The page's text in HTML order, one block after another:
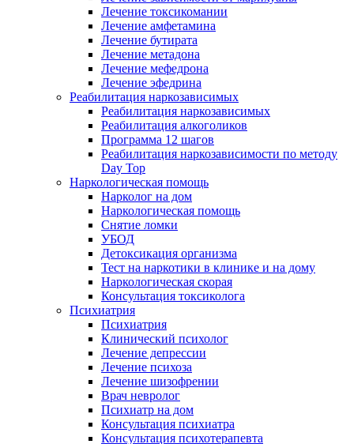
Лечение токсикомании
Лечение амфетамина
Лечение бутирата
Лечение метадона
Лечение мефедрона
Лечение эфедрина
Реабилитация наркозависимых
Реабилитация наркозависимых
Реабилитация алкоголиков
Программа 12 шагов
Реабилитация наркозависимости по методу
Day Top
Наркологическая помощь
Нарколог на дом
Наркологическая помощь
Снятие ломки
УБОД
Детоксикация организма
Тест на наркотики в клинике и на дому
Наркологическая скорая
Консультация токсиколога
Психиатрия
Психиатрия
Клинический психолог
Лечение депрессии
Лечение психоза
Лечение шизофрении
Врач невролог
Психиатр на дом
Консультация психиатра
Консультация психотерапевта